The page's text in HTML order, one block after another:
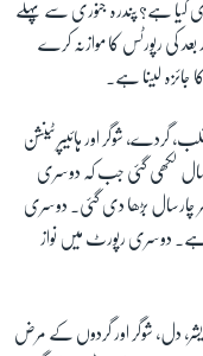
کیا ہے؟ پندرہ جنوری سے پہلے
کی رپورٹس کا موازنہ کرے
لینا ہے۔
شوگر اور ہائیپر ٹینشن
ہے۔ پہلی رپورٹ میں نواز شریف کی عمر 65 سال لکھی گئی جب کہ دوسری
ہی عمر چارسال بڑھا دی گئی۔ دوسری
دوسری رپورٹ میں نواز
دل، شوگر اور گردوں کے مرض